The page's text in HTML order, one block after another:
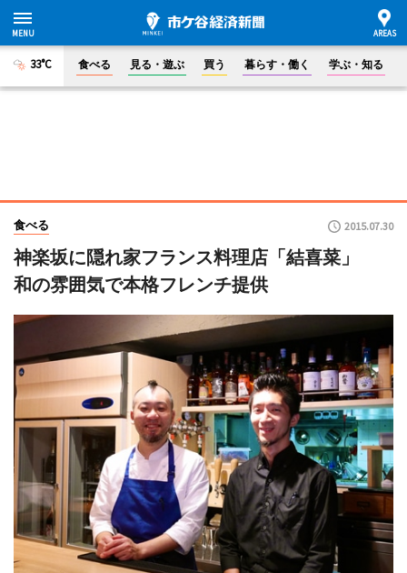
33°C 食べる 見る・遊ぶ 買う 暮らす・働く 学ぶ・知る
食べる 2015.07.30
神楽坂に隠れ家フランス料理店「結喜菜」
和の雰囲気で本格フレンチ提供